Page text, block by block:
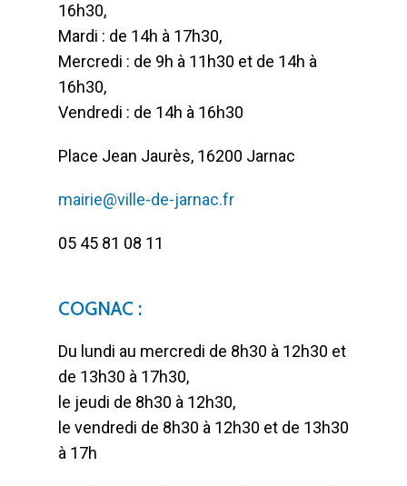
16h30,
Mardi : de 14h à 17h30,
Mercredi : de 9h à 11h30 et de 14h à
16h30,
Vendredi : de 14h à 16h30
Place Jean Jaurès, 16200 Jarnac
mairie@ville-de-jarnac.fr
05 45 81 08 11
COGNAC :
Du lundi au mercredi de 8h30 à 12h30 et
de 13h30 à 17h30,
le jeudi de 8h30 à 12h30,
le vendredi de 8h30 à 12h30 et de 13h30
à 17h